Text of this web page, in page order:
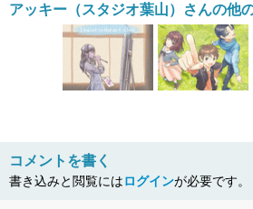
アッキー（スタジオ葉山）さんの他
コメントを書く
書き込みと閲覧にはログインが必要です。